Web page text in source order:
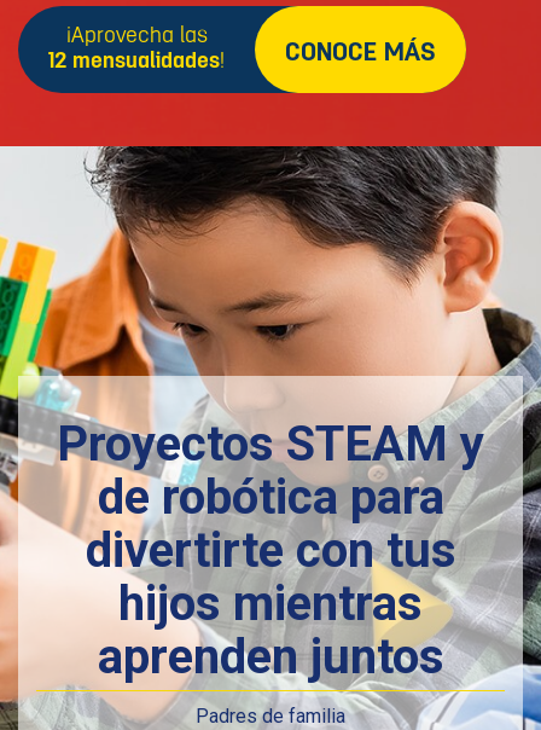
¡Aprovecha las
12 mensualidades! CONOCE MÁS
Proyectos STEAM y
de robótica para
divertirte con tus
hijos mientras
aprenden juntos
Padres de familia